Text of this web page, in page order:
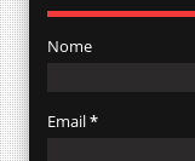
Nome
Email*